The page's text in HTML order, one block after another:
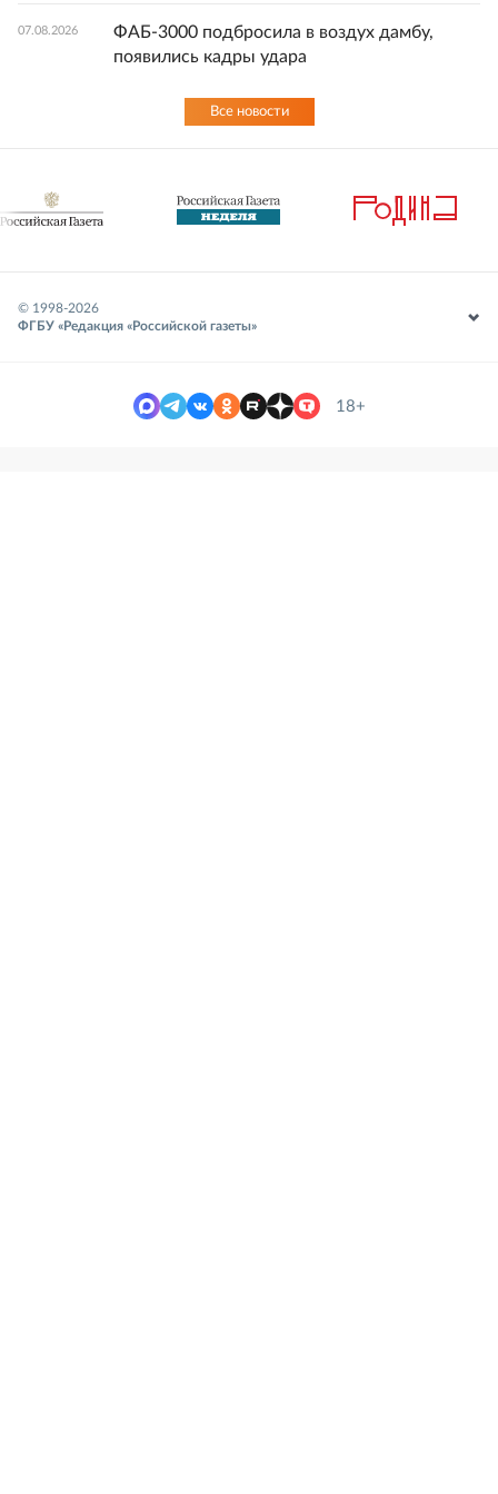
07.08.2026
ФАБ-3000 подбросила в воздух дамбу,
появились кадры удара
Все новости
© 1998-2026
ФГБУ «Редакция «Российской газеты»
18+